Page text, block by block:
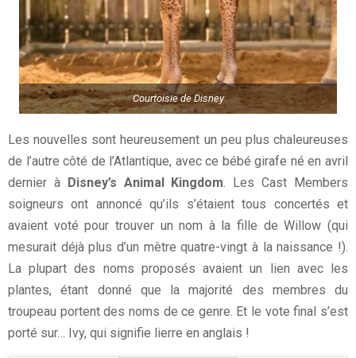
Courtoisie de Disney
Les nouvelles sont heureusement un peu plus chaleureuses
de l’autre côté de l’Atlantique, avec ce bébé girafe né en avril
dernier à Disney’s Animal Kingdom. Les Cast Members
soigneurs ont annoncé qu’ils s’étaient tous concertés et
avaient voté pour trouver un nom à la fille de Willow (qui
mesurait déjà plus d’un mètre quatre-vingt à la naissance !).
La plupart des noms proposés avaient un lien avec les
plantes, étant donné que la majorité des membres du
troupeau portent des noms de ce genre. Et le vote final s’est
porté sur… Ivy, qui signifie lierre en anglais !